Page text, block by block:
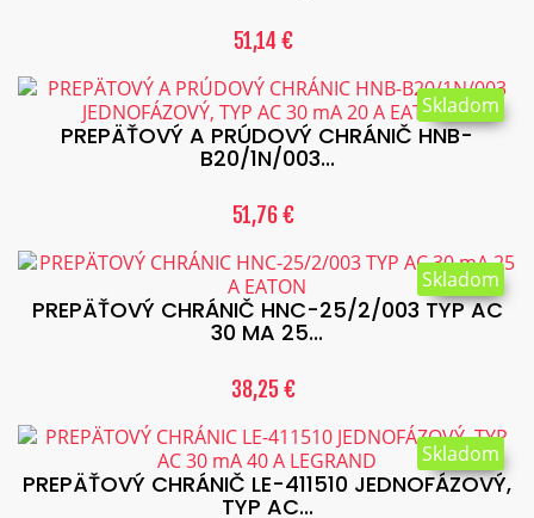
51,14 €
PREPÄŤOVÝ A PRÚDOVÝ CHRÁNIČ HNB-
B20/1N/003...
51,76 €
Skladom
PREPÄŤOVÝ CHRÁNIČ HNC-25/2/003 TYP AC
30 MA 25...
38,25 €
Skladom
PREPÄŤOVÝ CHRÁNIČ LE-411510 JEDNOFÁZOVÝ,
TYP AC...
Skladom